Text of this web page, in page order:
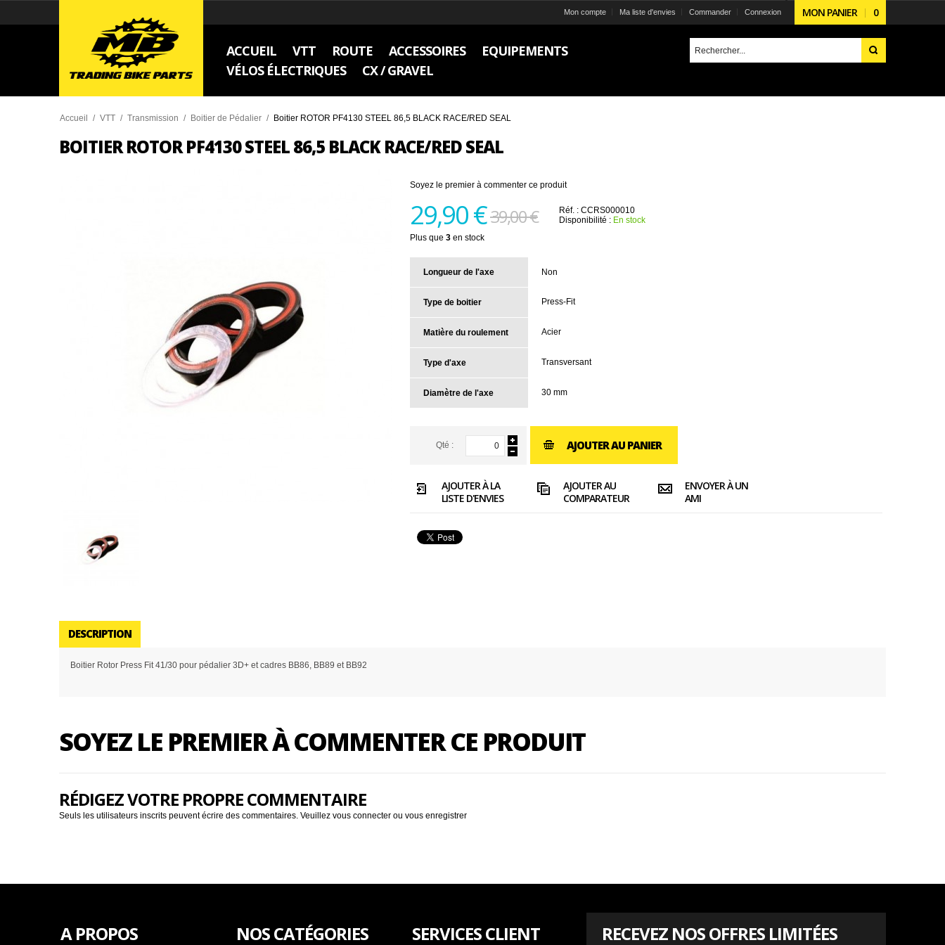
MON PANIER 0
Mon compte Ma liste d'envies Commander Connexion
ACCUEIL VTT ROUTE ACCESSOIRES
EQUIPEMENTS
VÉLOS ÉLECTRIQUES
CX / GRAVEL
Accueil / VTT / Transmission / Boitier de Pédalier / Boitier ROTOR PF4130 STEEL 86,5 BLACK RACE/RED SEAL
BOITIER ROTOR PF4130 STEEL 86,5 BLACK RACE/RED SEAL
Soyez le premier à commenter ce produit
29,90 €39,00 € Réf. : CCRS000010
Disponibilité : En stock
Plus que 3 en stock
Longueur de l'axe Non
Type de boitier Press-Fit
Matière du roulement Acier
Type d'axe Transversant
Diamètre de l'axe 30 mm
Qté : AJOUTER AU PANIER
AJOUTER À LA
LISTE D'ENVIES
AJOUTER AU
COMPARATEUR
ENVOYER À UN
AMI
DESCRIPTION
Boitier Rotor Press Fit 41/30 pour pédalier 3D+ et cadres BB86, BB89 et BB92
SOYEZ LE PREMIER À COMMENTER CE PRODUIT
RÉDIGEZ VOTRE PROPRE COMMENTAIRE
Seuls les utilisateurs inscrits peuvent écrire des commentaires. Veuillez vous connecter ou vous enregistrer
RECEVEZ NOS OFFRES LIMITÉES
A PROPOS NOS CATÉGORIES SERVICES CLIENT